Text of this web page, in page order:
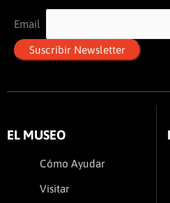
Email
EL MUSEO
Cómo Ayudar
Visitar